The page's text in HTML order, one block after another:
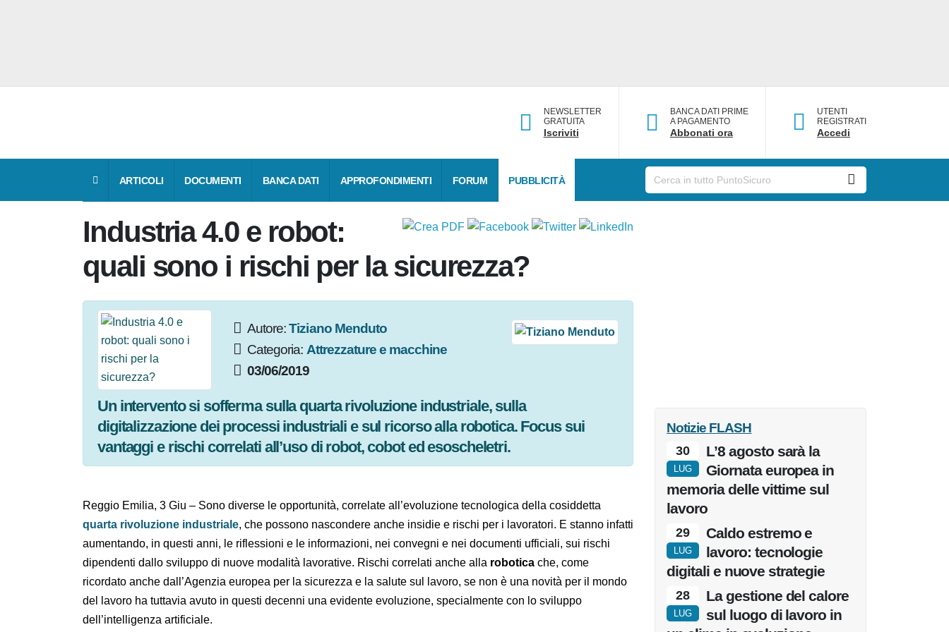
NEWSLETTER
GRATUITA
Iscriviti
BANCA DATI PRIME
A PAGAMENTO
Abbonati ora
UTENTI
REGISTRATI
Accedi
ARTICOLI DOCUMENTI BANCA DATI APPROFONDIMENTI FORUM PUBBLICITÀ
Industria 4.0 e robot:
quali sono i rischi per la sicurezza?
Autore:Tiziano Menduto
Categoria:Attrezzature e macchine
03/06/2019
Un intervento si sofferma sulla quarta rivoluzione industriale, sulla
digitalizzazione dei processi industriali e sul ricorso alla robotica. Focus sui
vantaggi e rischi correlati all’uso di robot, cobot ed esoscheletri.
Reggio Emilia, 3 Giu – Sono diverse le opportunità, correlate all’evoluzione tecnologica della cosiddetta
quarta rivoluzione industriale, che possono nascondere anche insidie e rischi per i lavoratori. E
stanno infatti aumentando, in questi anni, le riflessioni e le informazioni, nei convegni e nei documenti
ufficiali, sui rischi dipendenti dallo sviluppo di nuove modalità lavorative. Rischi correlati anche alla
roboticache, come ricordato anche dall’Agenzia europea per la sicurezza e la salute sul lavoro, se non
è una novità per il mondo del lavoro ha tuttavia avuto in questi decenni una evidente evoluzione,
specialmente con lo sviluppo dell’intelligenza artificiale.
NotizieFLASH
30
LUG
L’8 agosto sarà la
Giornata europea in
memoria delle vittime sul
lavoro
29
LUG
Caldo estremo e
lavoro: tecnologie
digitali e nuove strategie
28
LUG
La gestione del calore
sul luogo di lavoro in